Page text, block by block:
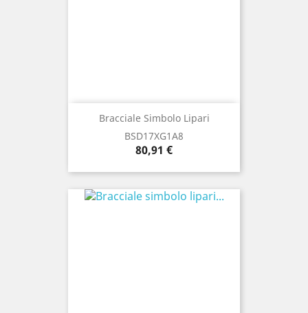
Bracciale Simbolo Lipari
BSD17XG1A8
Prezzo
80,91 €